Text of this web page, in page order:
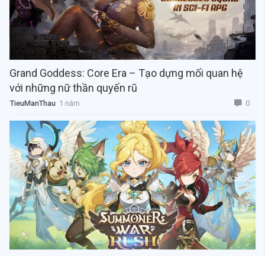
Grand Goddess: Core Era – Tạo dựng mối quan hệ
với những nữ thần quyến rũ
TieuManThau 1 năm 0